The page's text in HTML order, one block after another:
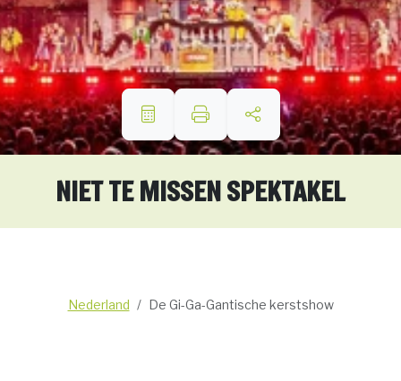
NIET TE MISSEN SPEKTAKEL
Nederland De Gi-Ga-Gantische kerstshow